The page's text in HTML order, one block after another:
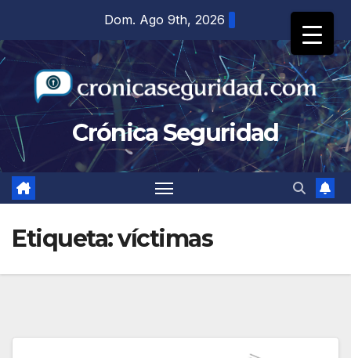
contenido
Dom. Ago 9th, 2026
Crónica Seguridad
Etiqueta:víctimas